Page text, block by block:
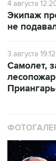
4 августа
Экипаж
не
3 августа 19:12
Самолет,